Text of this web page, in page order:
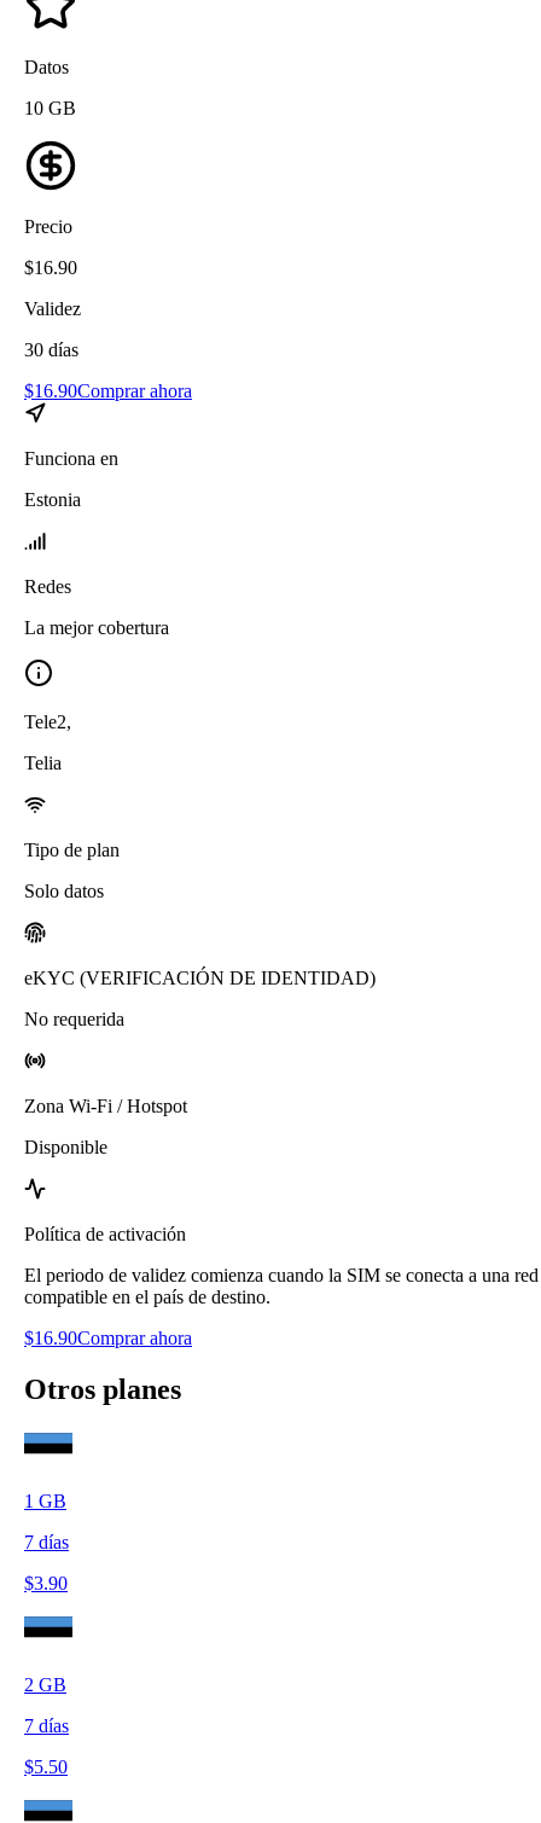
Datos
10 GB
Precio
$16.90
Validez
30 días
$16.90Comprar ahora
Funciona en
Estonia
Redes
La mejor cobertura
Tele2,
Telia
Tipo de plan
Solo datos
eKYC (VERIFICACIÓN DE IDENTIDAD)
No requerida
Zona Wi-Fi / Hotspot
Disponible
Política de activación
El periodo de validez comienza cuando la SIM se conecta a una red
compatible en el país de destino.
$16.90Comprar ahora
Otros planes
1 GB
7 días
$3.90
2 GB
7 días
$5.50